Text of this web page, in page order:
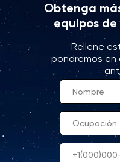
Obtenga
equipos
Rellene
pondremos